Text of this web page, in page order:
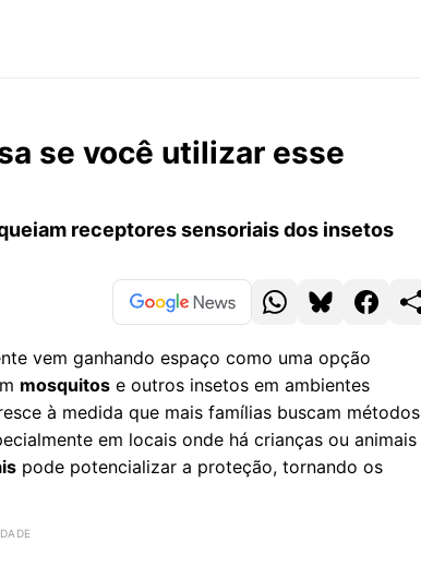
se você utilizar esse
receptores sensoriais dos insetos
vem ganhando espaço como uma opção
mosquitos e outros insetos em ambientes
à medida que mais famílias buscam métodos
em locais onde há crianças ou animais
pode potencializar a proteção, tornando os